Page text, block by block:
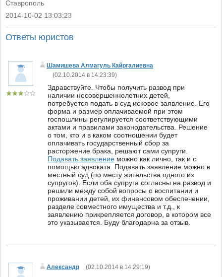
Ставрополь
|
2014-10-02 13:03:23
Ответы юристов
Шамишева Алмагуль Кайргалиевна
(02.10.2014 в 14:23:39)
Здравствуйте. Чтобы получить развод при
наличии несовершеннолетних детей,
потребуется подать в суд исковое заявление. Его
форма и размер оплачиваемой при этом
госпошлины регулируется соответствующими
актами и правилами законодательства. Решение
о том, кто и в каком соотношении будет
оплачивать государственный сбор за
расторжение брака, решают сами супруги.
Подавать заявление можно как лично, так и с
помощью адвоката. Подавать заявление можно в
местный суд (по месту жительства одного из
супругов). Если оба супруга согласны на развод и
решили между собой вопросы о воспитании и
проживании детей, их финансовом обеспечении,
разделе совместного имущества и т.д., к
заявлению прикрепляется договор, в котором все
это указывается. Буду благодарна за отзыв.
Александр (02.10.2014 в 14:29:19)